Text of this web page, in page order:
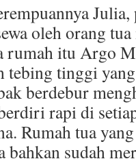
oleh orang
rumah itu Argo
tebing tinggi
berdebur
rapi di
Rumah tua
sudah